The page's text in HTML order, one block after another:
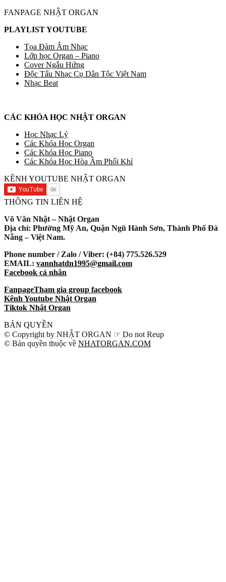
FANPAGE NHẬT ORGAN
PLAYLIST YOUTUBE
Tọa Đàm Âm Nhạc
Lớp học Organ – Piano
Cover Ngẫu Hứng
Độc Tấu Nhạc Cụ Dân Tộc Việt Nam
Nhạc Beat
CÁC KHÓA HỌC NHẬT ORGAN
Học Nhạc Lý
Các Khóa Học Organ
Các Khóa Học Piano
Các Khóa Học Hòa Âm Phối Khí
KÊNH YOUTUBE NHẬT ORGAN
THÔNG TIN LIÊN HỆ
Võ Văn Nhật – Nhật Organ
Địa chỉ: Phường Mỹ An, Quận Ngũ Hành Sơn, Thành Phố Đà
Nẵng – Việt Nam.
Phone number / Zalo / Viber: (+84) 775.526.529
EMAIL: vannhatdn1995@gmail.com
Facebook cá nhân
FanpageTham gia group facebook
Kênh Youtube Nhật Organ
Tiktok Nhật Organ
BẢN QUYỀN
© Copyright by NHẬT ORGAN ☞ Do not Reup
© Bản quyền thuộc về NHATORGAN.COM